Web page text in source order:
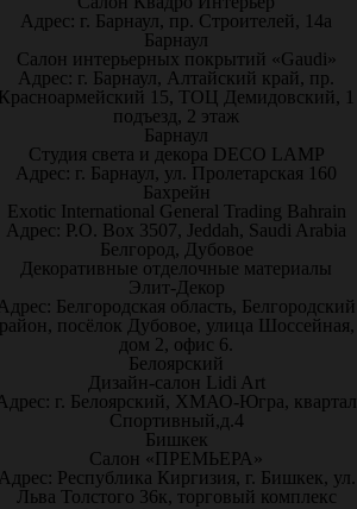
Адрес: г. Барнаул, пр. Строителей, 14а
Барнаул
Салон интерьерных покрытий «Gaudi»
Адрес: г. Барнаул, Алтайский край, пр.
15, ТОЦ Демидовский, 1
подъезд, 2 этаж
Барнаул
Студия света и декора DECO LAMP
Адрес: г. Барнаул, ул. Пролетарская 160
Бахрейн
Exotic International General Trading Bahrain
Адрес: P.O. Box 3507, Jeddah, Saudi Arabia
Белгород, Дубовое
Декоративные отделочные материалы
Элит-Декор
Белгородская область, Белгородский
посёлок Дубовое, улица Шоссейная,
дом 2, офис 6.
Белоярский
Дизайн-салон Lidi Art
г. Белоярский, ХМАО-Югра, квартал
Спортивный,д.4
Бишкек
Салон «ПРЕМЬЕРА»
Республика Киргизия, г. Бишкек, ул.
Льва Толстого 36к, торговый комплекс